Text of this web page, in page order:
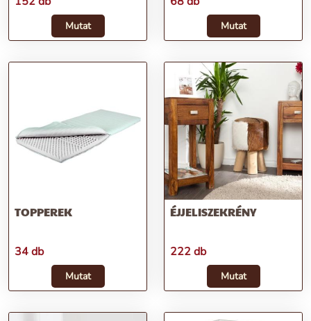
Mutat Mutat
TOPPEREK
34 db
Mutat
ÉJJELISZEKRÉNY
222 db
Mutat